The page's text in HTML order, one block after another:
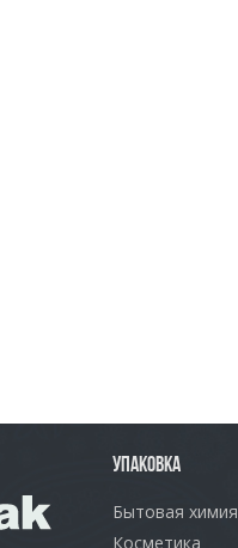
УПАКОВКА
Бытовая химия
Косметика